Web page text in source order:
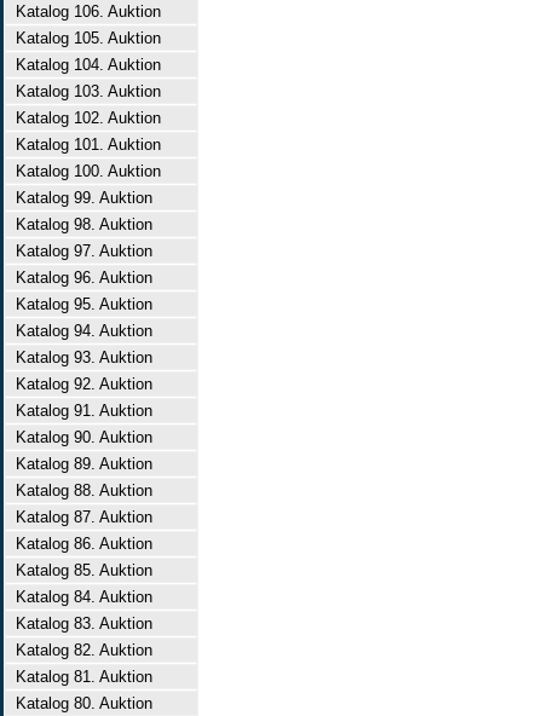
Katalog 106. Auktion
Katalog 105. Auktion
Katalog 104. Auktion
Katalog 103. Auktion
Katalog 102. Auktion
Katalog 101. Auktion
Katalog 100. Auktion
Katalog 99. Auktion
Katalog 98. Auktion
Katalog 97. Auktion
Katalog 96. Auktion
Katalog 95. Auktion
Katalog 94. Auktion
Katalog 93. Auktion
Katalog 92. Auktion
Katalog 91. Auktion
Katalog 90. Auktion
Katalog 89. Auktion
Katalog 88. Auktion
Katalog 87. Auktion
Katalog 86. Auktion
Katalog 85. Auktion
Katalog 84. Auktion
Katalog 83. Auktion
Katalog 82. Auktion
Katalog 81. Auktion
Katalog 80. Auktion